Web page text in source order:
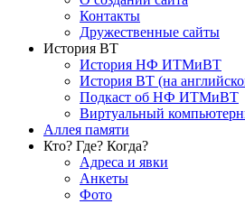
Контакты
Дружественные сайты
История ВТ
История НФ ИТМиВТ
История ВТ (на
Подкаст об НФ ИТМиВТ
Виртуальный
Аллея памяти
Кто? Где? Когда?
Адреса и явки
Анкеты
Фото